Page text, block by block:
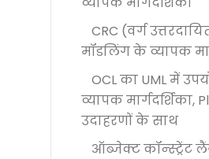
CRC (वर्ग
मॉडलिंग के व्यापक
OCL का UML में
व्यापक मार्गदर्शिका,
उदाहरणों के साथ
ऑब्जेक्ट कॉन्स्ट्रेंट